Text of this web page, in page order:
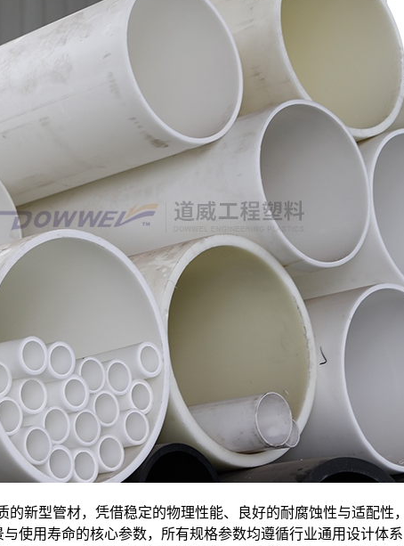
的新型管材，凭借稳定的物理性能、良好的耐腐蚀性与适配
使用寿命的核心参数，所有规格参数均遵循行业通用设计